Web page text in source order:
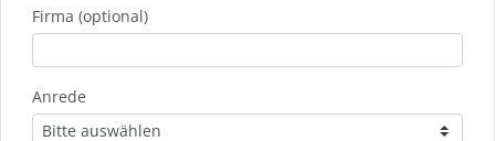
Firma (optional)
Anrede